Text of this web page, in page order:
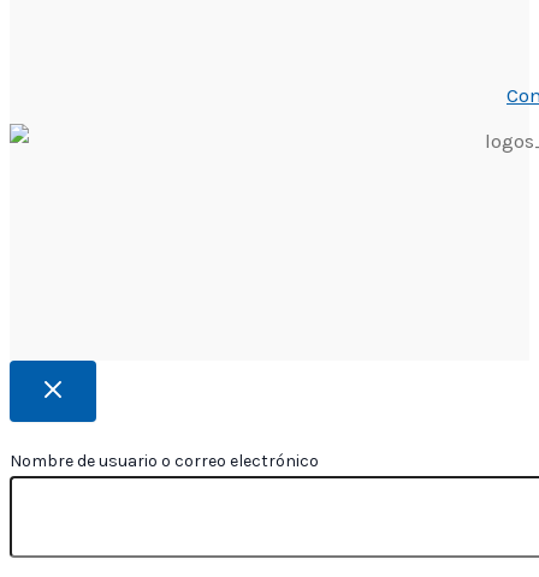
Nombre de usuario o correo electrónico